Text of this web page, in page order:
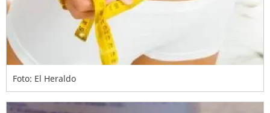
Foto: El Heraldo